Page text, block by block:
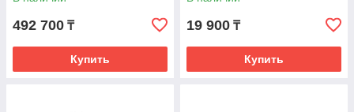
492 700 ₸
Купить
19 900 ₸
Купить